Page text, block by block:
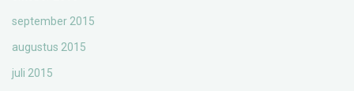
september 2015
augustus 2015
juli 2015